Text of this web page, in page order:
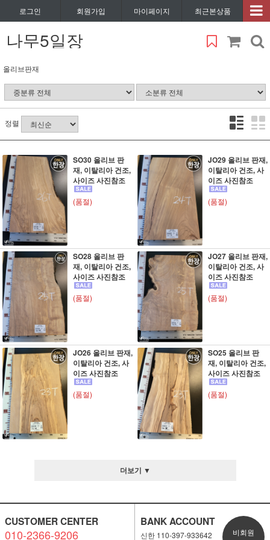
로그인 회원가입 마이페이지 최근본상품
나무5일장
올리브판재
정렬
SO30 올리브 판
재, 이탈리아 건조,
사이즈 사진참조
(품절)
JO29 올리브 판재,
이탈리아 건조, 사
이즈 사진참조
(품절)
SO28 올리브 판
재, 이탈리아 건조,
사이즈 사진참조
(품절)
JO27 올리브 판재,
이탈리아 건조, 사
이즈 사진참조
(품절)
JO26 올리브 판재,
이탈리아 건조, 사
이즈 사진참조
(품절)
SO25 올리브 판
재, 이탈리아 건조,
사이즈 사진참조
(품절)
더보기 ▼
CUSTOMER CENTER
010-2366-9206
BANK ACCOUNT
신한 110-397-933642
비회원